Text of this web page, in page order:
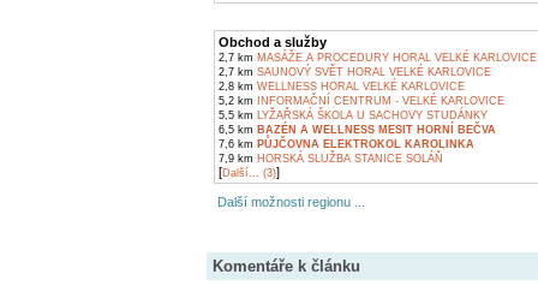
Obchod a služby
2,7 km MASÁŽE A PROCEDURY HORAL VELKÉ KARLOVICE
2,7 km SAUNOVÝ SVĚT HORAL VELKÉ KARLOVICE
2,8 km WELLNESS HORAL VELKÉ KARLOVICE
5,2 km INFORMAČNÍ CENTRUM - VELKÉ KARLOVICE
5,5 km LYŽAŘSKÁ ŠKOLA U SACHOVY STUDÁNKY
6,5 km BAZÉN A WELLNESS MESIT HORNÍ BEČVA
7,6 km PŮJČOVNA ELEKTROKOL KAROLINKA
7,9 km HORSKÁ SLUŽBA STANICE SOLÁŇ
[Další... (3)]
Další možnosti regionu ...
Komentáře k článku